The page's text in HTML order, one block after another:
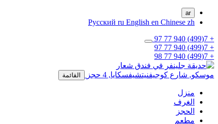
ar
Русский ru English en Chinese zh
+ 7(499) 940 77 97
+ 7(499) 940 77 97
+ 7(499) 940 77 98
موسكو, شارع كوجيفنيتشيفسكايا, 4 حجز القائمة
منزل
الغرف
الحجز
مطعم